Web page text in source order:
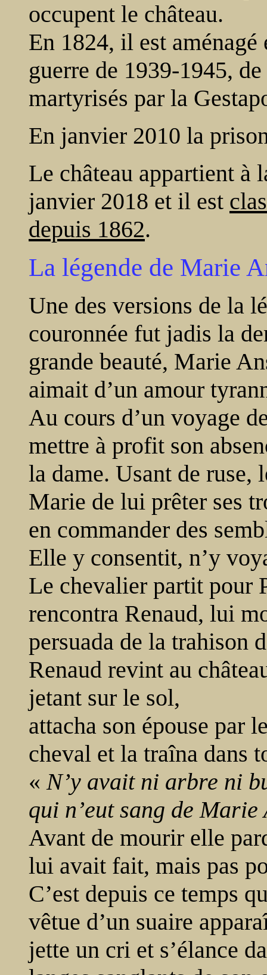
occupent le château.
En 1824, il est
guerre de 1939-1945,
martyrisés par la
En janvier 2010 la
Le château appartient
janvier 2018 et il est
depuis 1862.
La légende de Marie
Une des versions de la
couronnée fut jadis la
grande beauté, Marie
aimait d’un amour
Au cours d’un voyage
mettre à profit son
la dame. Usant de ruse,
Marie de lui prêter ses
en commander des
Elle y consentit, n’y
Le chevalier partit pour
rencontra Renaud, lui
persuada de la trahison
Renaud revint au
jetant sur le sol,
attacha son épouse par
cheval et la traîna dans
«N’y avait ni arbre ni
qui n’eut sang de Marie
Avant de mourir elle
lui avait fait, mais pas
C’est depuis ce temps
vêtue d’un suaire
jette un cri et s’élance